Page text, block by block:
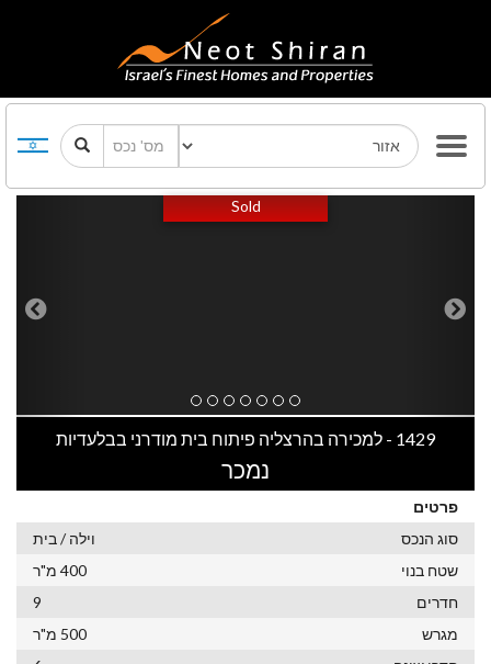
Sold
Previous Next
1429 - למכירה בהרצליה פיתוח בית מודרני בבלעדיות
נמכר
פרטים
סוג הנכס
וילה / בית
שטח בנוי
400 מ"ר
חדרים
9
מגרש
500 מ"ר